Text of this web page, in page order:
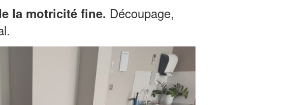
la motricité fine. Découpage,